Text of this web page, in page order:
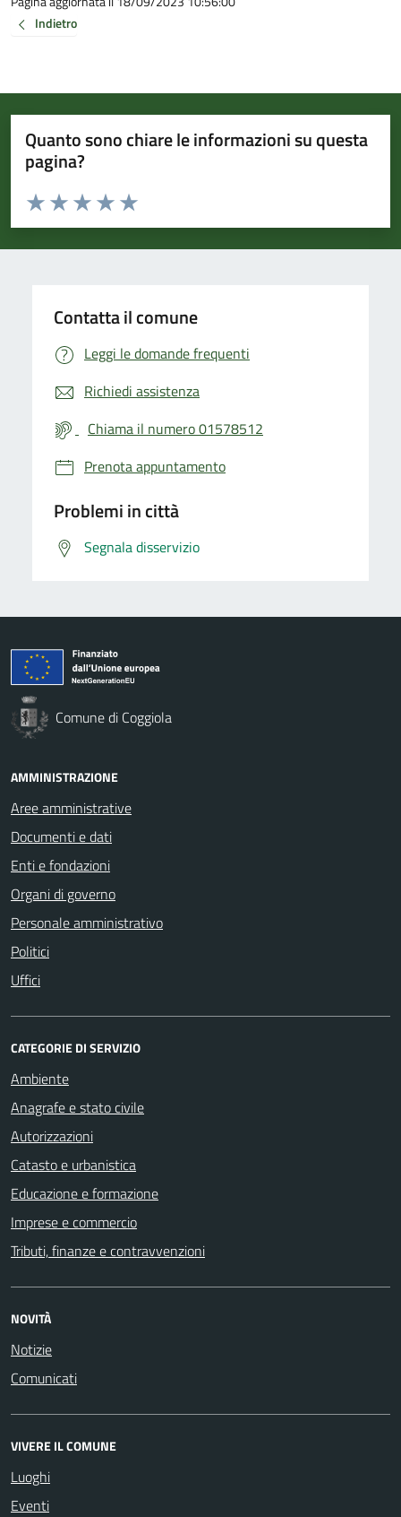
Indietro
Quanto sono chiare le informazioni su questa
pagina?
Valuta da 1 a 5 stelle la pagina
Valuta 5 stelle su 5
Valuta 4 stelle su 5
Valuta 3 stelle su 5
Valuta 2 stelle su 5
Valuta 1 stelle su 5
Contatta il comune
Leggi le domande frequenti
Richiedi assistenza
Chiama il numero 01578512
Prenota appuntamento
Problemi in città
Segnala disservizio
Comune di Coggiola
AMMINISTRAZIONE
Aree amministrative
Documenti e dati
Enti e fondazioni
Organi di governo
Personale amministrativo
Politici
Uffici
CATEGORIE DI SERVIZIO
Ambiente
Anagrafe e stato civile
Autorizzazioni
Catasto e urbanistica
Educazione e formazione
Imprese e commercio
Tributi, finanze e contravvenzioni
NOVITÀ
Notizie
Comunicati
VIVERE IL COMUNE
Luoghi
Eventi